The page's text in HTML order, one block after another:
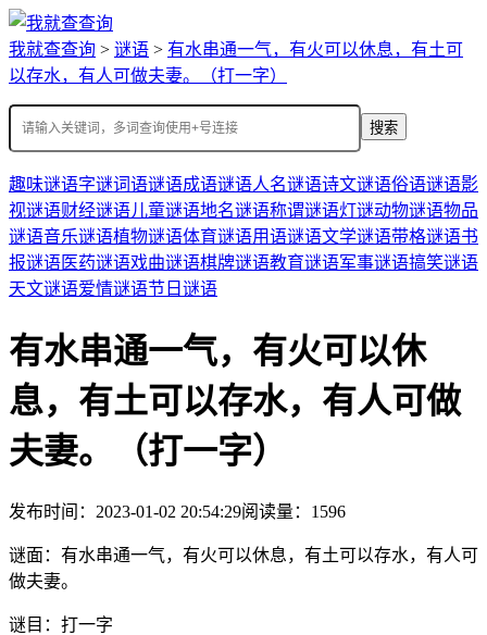
我就查查询 > 谜语 > 有水串通一气，有火可以休息，有土可
以存水，有人可做夫妻。（打一字）
搜索
趣味谜语字谜词语谜语成语谜语人名谜语诗文谜语俗语谜语影
视谜语财经谜语儿童谜语地名谜语称谓谜语灯谜动物谜语物品
谜语音乐谜语植物谜语体育谜语用语谜语文学谜语带格谜语书
报谜语医药谜语戏曲谜语棋牌谜语教育谜语军事谜语搞笑谜语
天文谜语爱情谜语节日谜语
有水串通一气，有火可以休
息，有土可以存水，有人可做
夫妻。（打一字）
发布时间：2023-01-02 20:54:29阅读量：1596
谜面： 有水串通一气，有火可以休息，有土可以存水，有人可
做夫妻。
谜目： 打一字